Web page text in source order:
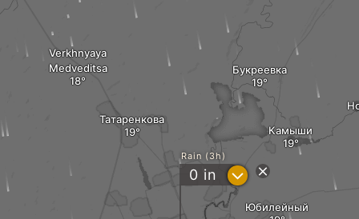
Татаренкова
Юбилейный
Камыши
Verkhnyaya
Medveditsa
Букреевка
Rain (3h)
0 in ?